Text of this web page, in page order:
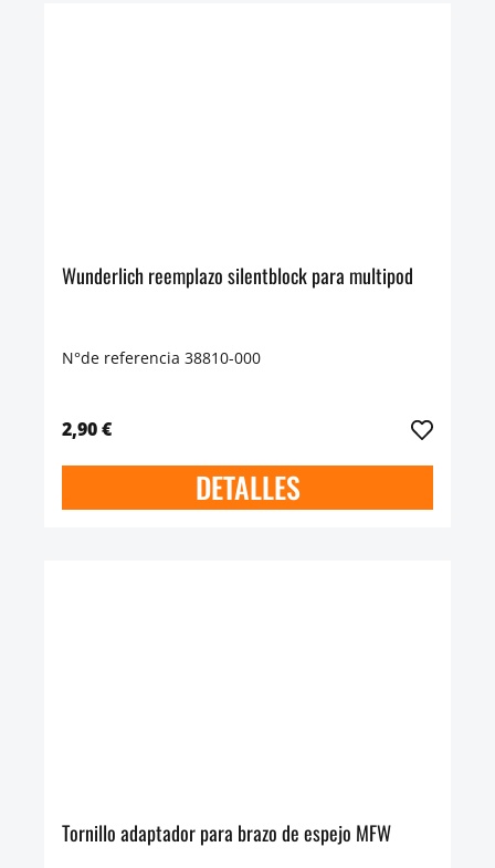
Wunderlich reemplazo silentblock para multipod
N°de referencia 38810-000
2,90 €
DETALLES
Tornillo adaptador para brazo de espejo MFW